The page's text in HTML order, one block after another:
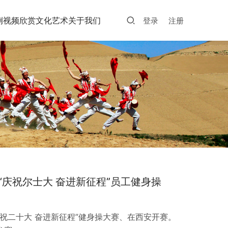
视频欣赏文化艺术关于我们 登录 注册
祝尔士大 奋进新征程”员工健身操
二十大 奋进新征程”健身操大赛、在西安开赛。